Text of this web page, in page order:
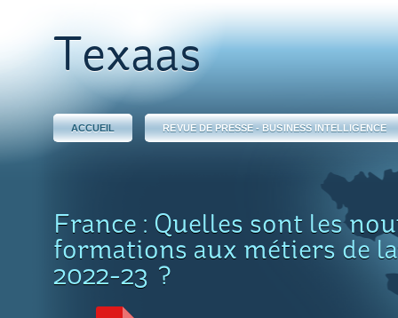
Texaas
ACCUEIL REVUE DE PRESSE - BUSINESS INTELLIGENCE
France : Quelles sont les
formations aux métiers de
2022-23 ?